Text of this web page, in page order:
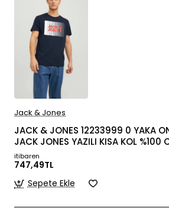
Jack & Jones
JACK & JONES 12233999 0 YAKA
JACK JONES
itibaren
747,49TL
Sepete Ekle